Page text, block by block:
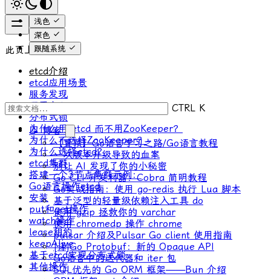
浅色
深色
跟随系统
CTRL K
📝 博客
【置顶】Go语言学习之路/Go语言教程
一次版本升级导致的血案
别让 AI 发现了你的小秘密
Go CLI 开发利器：Cobra 简明教程
Go实战指南：使用 go-redis 执行 Lua 脚本
基于泛型的轻量级依赖注入工具 do
使用 gzip 拯救你的 varchar
使用 chromedp 操作 chrome
pulsar 介绍及Pulsar Go client 使用指南
[译]Go Protobuf：新的 Opaque API
Go语言中的迭代器和 iter 包
SQL优先的 Go ORM 框架——Bun 介绍
此页上
etcd介绍
etcd应用场景
服务发现
配置中心
分布式锁
为什么用 etcd 而不用ZooKeeper？
为什么不选择ZooKeeper？
为什么选择etcd？
etcd集群
搭建一个3节点集群示例：
Go语言操作etcd
安装
put和get操作
watch操作
lease租约
keepAlive
基于etcd实现分布式锁
其他操作